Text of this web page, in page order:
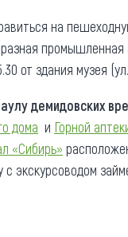
на
промышленная
от здания музея
демидовских
дома и Горной
«Сибирь»